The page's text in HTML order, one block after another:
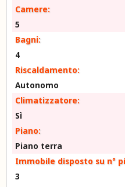
Camere:
5
Bagni:
4
Riscaldamento:
Autonomo
Climatizzatore:
Sì
Piano:
Piano terra
Immobile disposto su n°
3